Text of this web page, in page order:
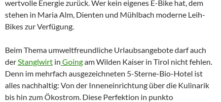
wertvolle Energie zurück. Wer kein eigenes E-Bike hat, dem
stehen in Maria Alm, Dienten und Mühlbach moderne Leih-
Bikes zur Verfügung.
Beim Thema umweltfreundliche Urlaubsangebote darf auch
der Stanglwirt in Goingam Wilden Kaiser in Tirol nicht fehlen.
Denn im mehrfach ausgezeichneten 5-Sterne-Bio-Hotel ist
alles nachhaltig: Von der Inneneinrichtung über die Kulinarik
bis hin zum Ökostrom. Diese Perfektion in punkto